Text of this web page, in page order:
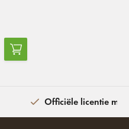
Officiële licentie met